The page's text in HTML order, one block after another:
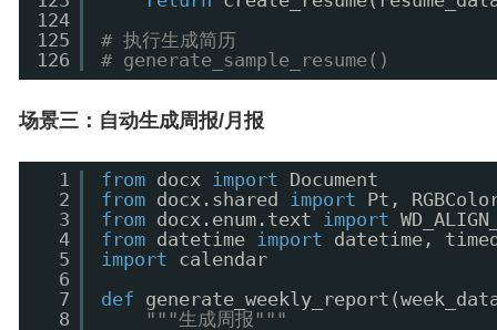
124
125
126
# 执行生成简历
# generate_sample_resume()
场景三：自动生成周报/月报
1
2
3
4
5
6
7
8
from docx import
Document
from docx.shared import
Pt,
from docx.enum.text import
from datetime import
datetime,
import
calendar
def
"""生成周报"""